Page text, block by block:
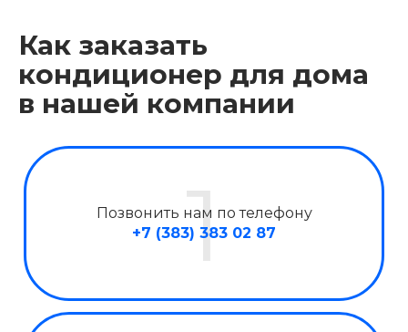
Как заказать
кондиционер для дома
в нашей компании
Позвонить нам по телефону
+7 (383) 383 02 87